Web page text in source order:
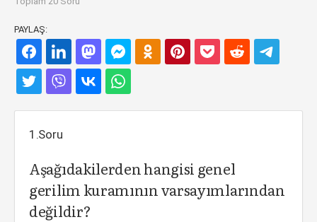
PAYLAŞ:
1.Soru
Aşağıdakilerden hangisi genel
gerilim kuramının varsayımlarından
değildir?